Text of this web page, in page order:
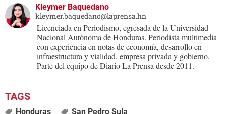
Kleymer Baquedano
kleymer.baquedano@laprensa.hn
Licenciada en Periodismo, egresada de la Universidad
Nacional Autónoma de Honduras. Periodista multimedia
con experiencia en notas de economía, desarrollo en
infraestructura y vialidad, empresa privada y gobierno.
Parte del equipo de Diario La Prensa desde 2011.
Honduras San Pedro Sula